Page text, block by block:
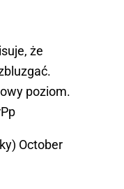
że
poziom.
October